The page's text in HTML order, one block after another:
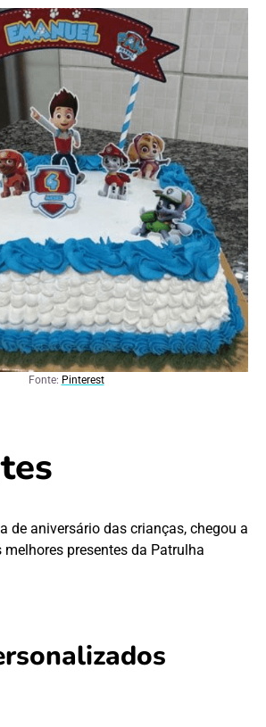
Fonte: Pinterest
de aniversário das crianças, chegou a
presentes da Patrulha